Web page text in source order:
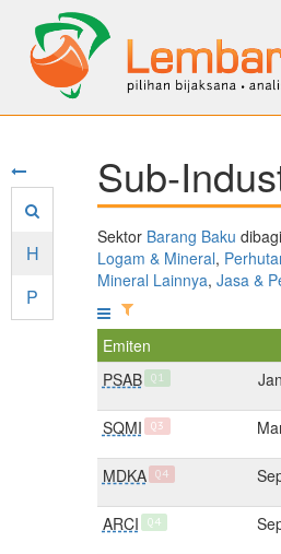
H
P
Sub-
Sektor Barang Baku
Logam & Mineral,
Mineral Lainnya, Jasa &
Emiten
PSAB
Q1
SQMI Q3
MDKA Q4
ARCI Q4